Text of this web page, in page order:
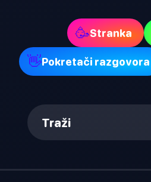
🥳Stranka
👋Pokretači razgovora
Traži